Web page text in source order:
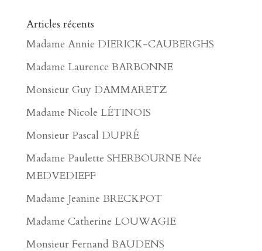
Articles récents
Madame Annie DIERICK-CAUBERGHS
Madame Laurence BARBONNE
Monsieur Guy DAMMARETZ
Madame Nicole LÉTINOIS
Monsieur Pascal DUPRÉ
Madame Paulette SHERBOURNE Née
MEDVEDIEFF
Madame Jeanine BRECKPOT
Madame Catherine LOUWAGIE
Monsieur Fernand BAUDENS